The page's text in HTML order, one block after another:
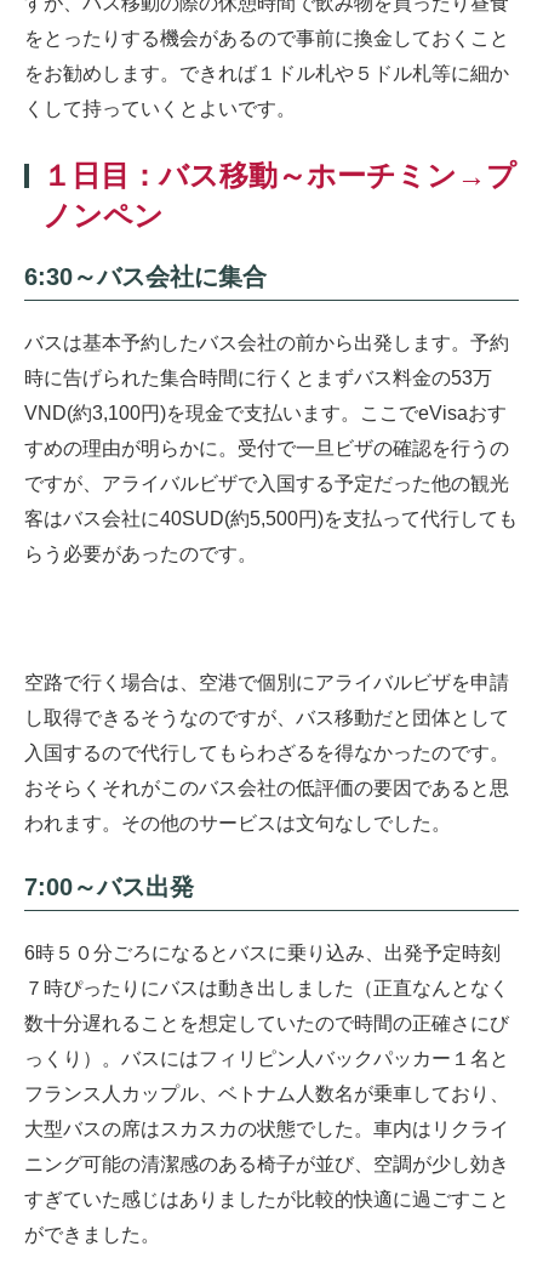
をとったりする機会があるので事前に換金しておくこと
をお勧めします。できれば１ドル札や５ドル札等に細か
くして持っていくとよいです。
１日目：バス移動～ホーチミン→プ
ノンペン
6:30～バス会社に集合
バスは基本予約したバス会社の前から出発します。予約
時に告げられた集合時間に行くとまずバス料金の53万
VND(約3,100円)を現金で支払います。ここでeVisaおす
すめの理由が明らかに。受付で一旦ビザの確認を行うの
ですが、アライバルビザで入国する予定だった他の観光
客はバス会社に40SUD(約5,500円)を支払って代行しても
らう必要があったのです。
空路で行く場合は、空港で個別にアライバルビザを申請
し取得できるそうなのですが、バス移動だと団体として
入国するので代行してもらわざるを得なかったのです。
おそらくそれがこのバス会社の低評価の要因であると思
われます。その他のサービスは文句なしでした。
7:00～バス出発
6時５０分ごろになるとバスに乗り込み、出発予定時刻
７時ぴったりにバスは動き出しました（正直なんとなく
数十分遅れることを想定していたので時間の正確さにび
っくり）。バスにはフィリピン人バックパッカー１名と
フランス人カップル、ベトナム人数名が乗車しており、
大型バスの席はスカスカの状態でした。車内はリクライ
ニング可能の清潔感のある椅子が並び、空調が少し効き
すぎていた感じはありましたが比較的快適に過ごすこと
ができました。